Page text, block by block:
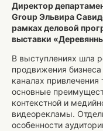
Директор
Group Эльвира
рамках деловой
выставки
В выступлениях шла
продвижения
каналах
основные
контекстной и
видеорекламы.
особенности